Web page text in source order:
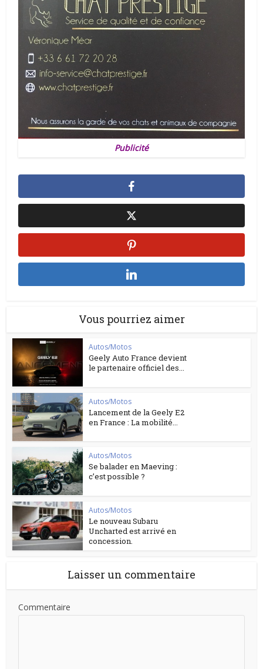
Publicité
Vous pourriez aimer
Autos/Motos
Geely Auto France devient
le partenaire officiel des...
Autos/Motos
Lancement de la Geely E2
en France : La mobilité...
Autos/Motos
Se balader en Maeving :
c’est possible ?
Autos/Motos
Le nouveau Subaru
Uncharted est arrivé en
concession.
Laisser un commentaire
Commentaire